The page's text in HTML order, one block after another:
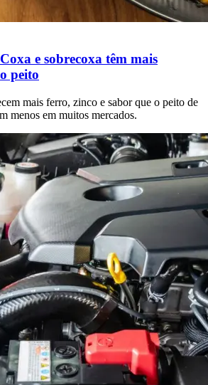
e sobrecoxa têm mais
peito
mais ferro, zinco e sabor que o peito de
menos em muitos mercados.